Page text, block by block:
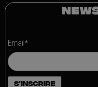
Email*